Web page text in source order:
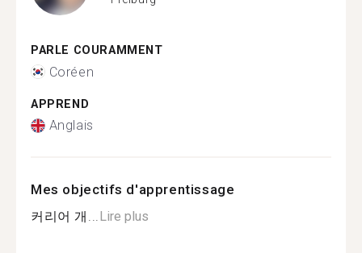
PARLE COURAMMENT
Coréen
APPREND
Anglais
Mes objectifs d'apprentissage
커리어 개...Lire plus